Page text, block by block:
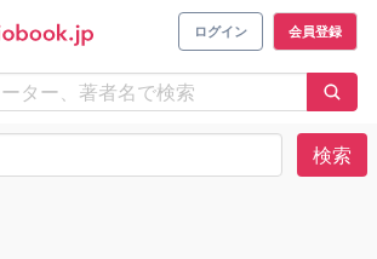
ログイン 会員登録
検索